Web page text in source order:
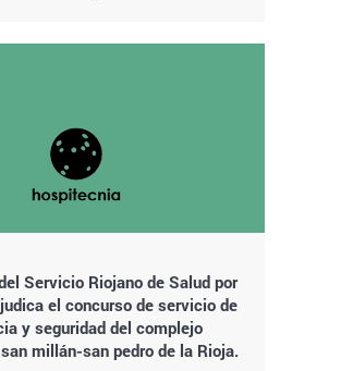
Servicio Riojano de Salud por
el concurso de servicio de
y seguridad del complejo
millán-san pedro de la Rioja.